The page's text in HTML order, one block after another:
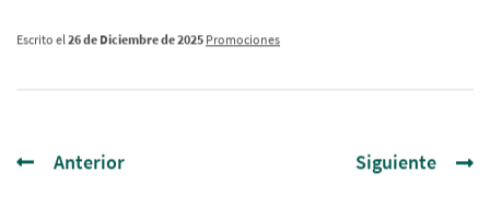
Escrito el 26 de Diciembre de 2025 Promociones
Anterior Siguiente